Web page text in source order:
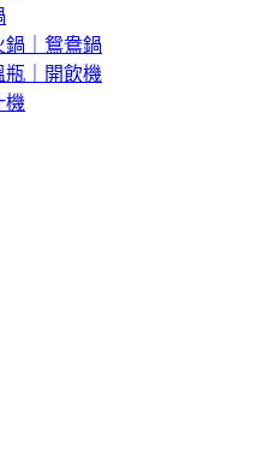
鍋｜鴛鴦鍋
瓶｜開飲機
機